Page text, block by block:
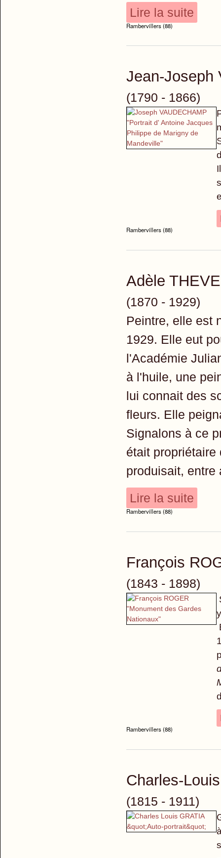
Lire la suite
Rambervillers (88)
Jean-Joseph
(1790 - 1866)
Rambervillers (88)
Adèle
(1870 - 1929)
Peintre, elle est
1929. Elle eut
l'Académie
à l'huile, une
lui connait des
fleurs. Elle
Signalons à ce
était
produisait, entre
Lire la suite
Rambervillers (88)
François
(1843 - 1898)
Rambervillers (88)
Charles-
(1815 - 1911)